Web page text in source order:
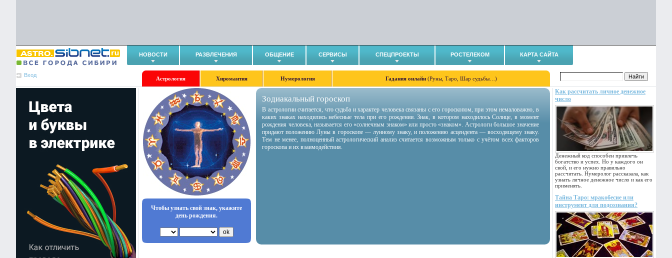
НОВОСТИ РАЗВЛЕЧЕНИЯ ОБЩЕНИЕ СЕРВИСЫ СПЕЦПРОЕКТЫ РОСТЕЛЕКОМ КАРТА САЙТА
Вход
Астрология Хиромантия Нумерология Гадания онлайн (Руны, Таро, Шар судьбы…)
Как рассчитать личное денежное
число
Денежный код способен привлечь
богатство и успех. Но у каждого он
свой, и его нужно правильно
рассчитать. Нумеролог рассказала, как
узнать личное денежное число и как его
применять.
Тайна Таро: мракобесие или
инструмент для подсознания?
Чтобы узнать свой знак, укажите
день рождения.
Зодиакальный гороскоп
В астрологии считается, что судьба и характер человека связаны с его гороскопом, при этом немаловажно, в
каких знаках находились небесные тела при его рождении. Знак, в котором находилось Солнце, в момент
рождения человека, называется его «солнечным знаком» или просто «знаком». Астрологи большое значение
придают положению Луны в гороскопе — лунному знаку, и положению асцендента — восходящему знаку.
Тем не менее, полноценный астрологический анализ считается возможным только с учётом всех факторов
гороскопа и их взаимодействия.